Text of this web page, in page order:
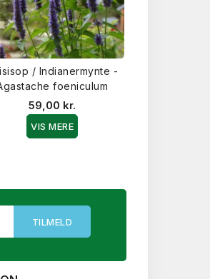
/ Indianermynte -
foeniculum
59,00 kr.
VIS MERE